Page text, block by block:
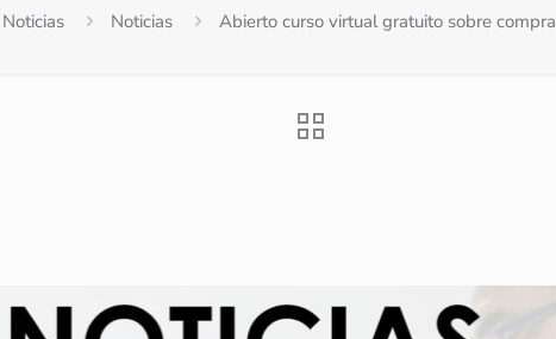
Noticias Noticias Abierto curso virtual gratuito sobre